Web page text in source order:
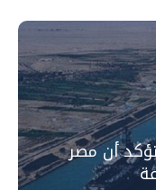
أن مصر